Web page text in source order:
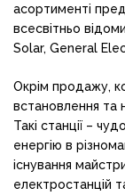
асортименті
всесвітньо
Solar, General
Окрім продажу,
встановлення та
Такі станції –
енергію в
існування
електростанцій